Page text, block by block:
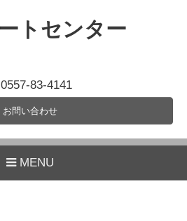
トセンター
0557-83-4141
お問い合わせ
MENU